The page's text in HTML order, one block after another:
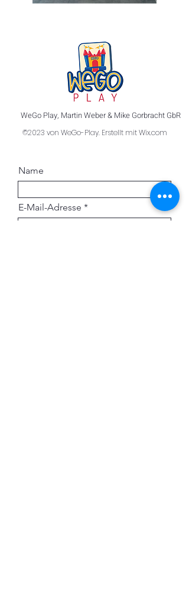
WeGo Play, Martin Weber & Mike Gorbracht GbR
©2023 von WeGo-Play. Erstellt mit Wix.com
Name
E-Mail-Adresse